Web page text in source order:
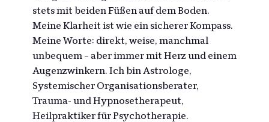
stets mit beiden Füßen auf dem Boden.
Meine Klarheit ist wie ein sicherer Kompass.
Meine Worte: direkt, weise, manchmal
unbequem – aber immer mit Herz und einem
Augenzwinkern. Ich bin Astrologe,
Systemischer Organisationsberater,
Trauma- und Hypnosetherapeut,
Heilpraktiker für Psychotherapie.